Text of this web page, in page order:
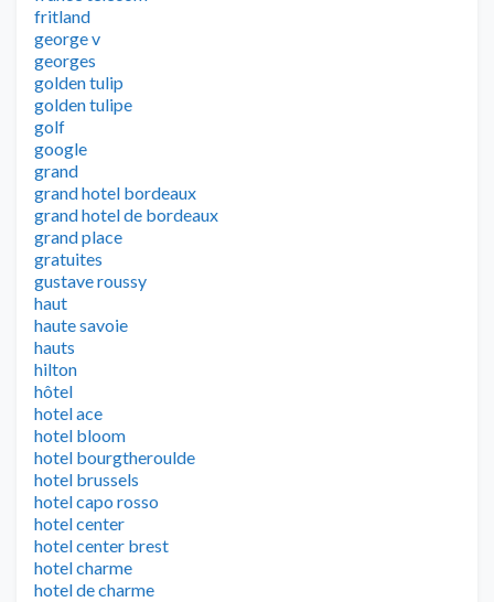
fritland
george v
georges
golden tulip
golden tulipe
golf
google
grand
grand hotel bordeaux
grand hotel de bordeaux
grand place
gratuites
gustave roussy
haut
haute savoie
hauts
hilton
hôtel
hotel ace
hotel bloom
hotel bourgtheroulde
hotel brussels
hotel capo rosso
hotel center
hotel center brest
hotel charme
hotel de charme